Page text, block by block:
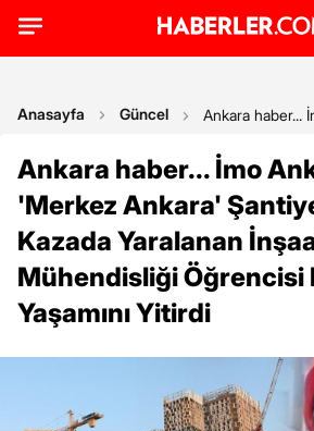
Anasayfa Güncel Ankara haber...
Ankara haber... İmo
'Merkez Ankara'
Kazada Yaralanan
Mühendisliği Öğrencisi
Yaşamını Yitirdi